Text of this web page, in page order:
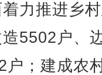
力推进乡
5502户、
户；建成农